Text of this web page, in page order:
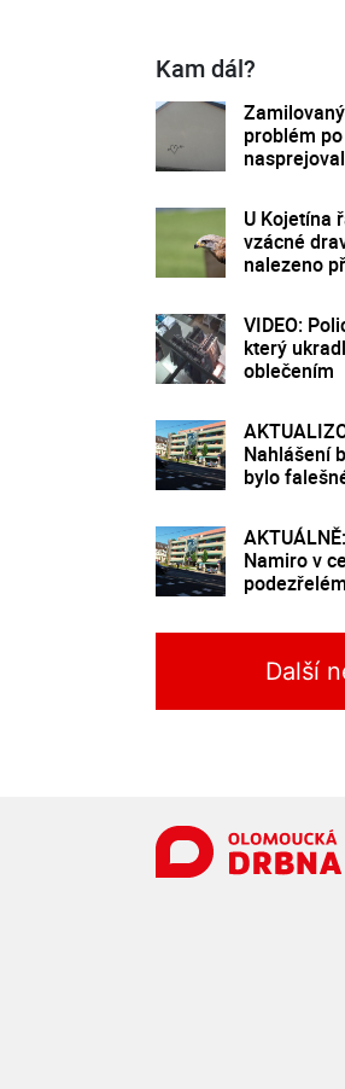
Kam dál?
problém
U Kojetína
vzácné
nalezeno
VIDEO:
který
oblečením
Nahlášení
bylo
Namiro v
Další